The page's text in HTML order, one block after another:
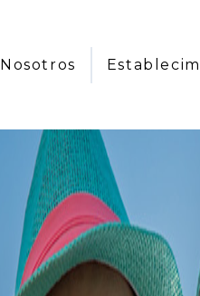
Nosotros